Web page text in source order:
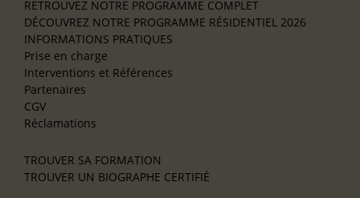
RETROUVEZ NOTRE PROGRAMME COMPLET
DÉCOUVREZ NOTRE PROGRAMME RÉSIDENTIEL 2026
INFORMATIONS PRATIQUES
Prise en charge
Interventions et Références
Partenaires
CGV
Réclamations
TROUVER SA FORMATION
TROUVER UN BIOGRAPHE CERTIFIÉ